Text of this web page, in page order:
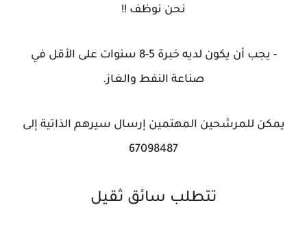
نحن نوظف !!
- يجب أن يكون لديه خبرة 5-8 سنوات على الأقل في
صناعة النفط والغاز.
يمكن للمرشحين المهتمين إرسال سيرهم الذاتية إلى
67098487
تتطلب سائق ثقيل